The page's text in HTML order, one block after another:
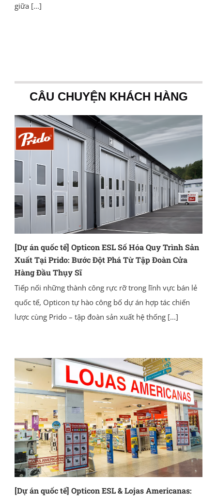
giữa [...]
CÂU CHUYỆN KHÁCH HÀNG
[Dự án quốc tế] Opticon ESL Số Hóa Quy Trình Sản
Xuất Tại Prido: Bước Đột Phá Từ Tập Đoàn Cửa
Hàng Đầu Thụy Sĩ
Tiếp nối những thành công rực rỡ trong lĩnh vực bán lẻ
quốc tế, Opticon tự hào công bố dự án hợp tác chiến
lược cùng Prido – tập đoàn sản xuất hệ thống[...]
[Dự án quốc tế] Opticon ESL & Lojas Americanas: